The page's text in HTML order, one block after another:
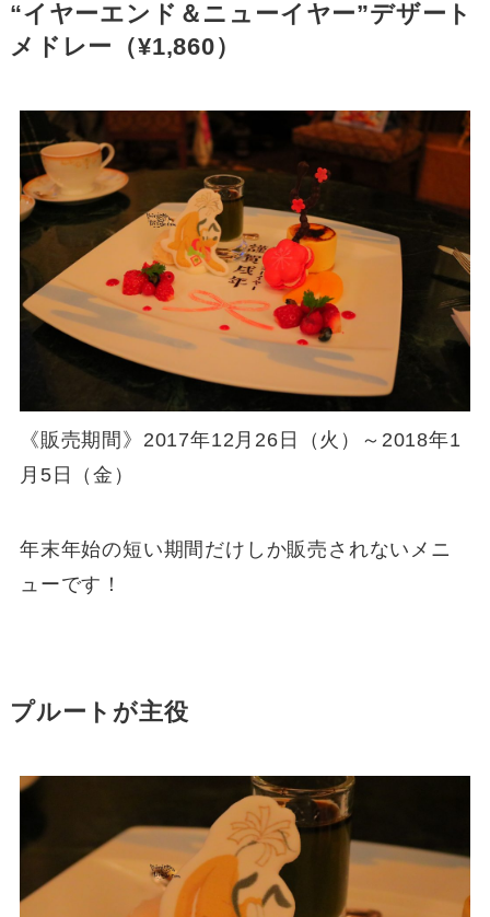
“イヤーエンド＆ニューイヤー”デザート
メドレー（¥1,860）
《販売期間》2017年12月26日（火）～2018年1
月5日（金）
年末年始の短い期間だけしか販売されないメニ
ューです！
プルートが主役